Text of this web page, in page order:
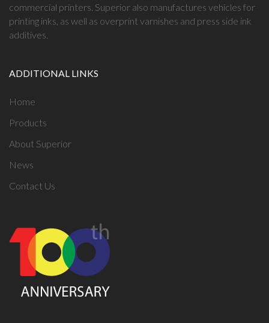
commercial printers. Superior also manufactures vehicles for
printing inks, as well as overprint varnishes and press side ink
additives.
ADDITIONAL LINKS
Home
Products
About Superior
News
Contact Us